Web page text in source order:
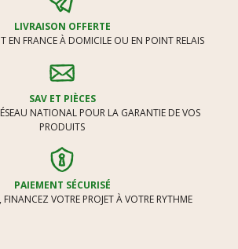
LIVRAISON OFFERTE
EN FRANCE À DOMICILE OU EN POINT RELAIS
SAV ET PIÈCES
NATIONAL POUR LA GARANTIE DE VOS
PRODUITS
PAIEMENT SÉCURISÉ
VOTRE PROJET À VOTRE RYTHME